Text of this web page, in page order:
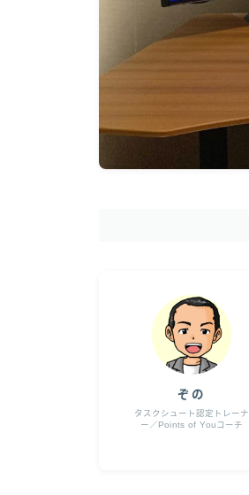
ぞの
タスクシュート認定トレーナ
ー／Points of Youコーチ